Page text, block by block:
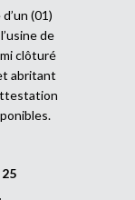
(01)
de
clôturé
abritant